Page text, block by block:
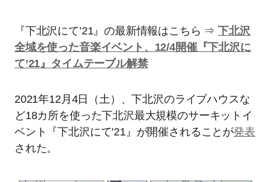
『下北沢にて’21』の最新情報はこちら ⇒下北沢
全域を使った音楽イベント、12/4開催『下北沢に
て’21』タイムテーブル解禁
2021年12月4日（土）、下北沢のライブハウスな
ど18カ所を使った下北沢最大規模のサーキットイ
ベント『下北沢にて’21』が開催されることが発表
された。